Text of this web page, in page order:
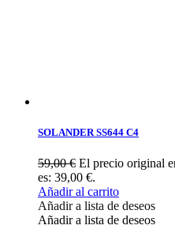
SOLANDER SS644 C4
59,00€ El precio original
es: 39,00 €.
Añadir al carrito
Añadir a lista de deseos
Añadir a lista de deseos